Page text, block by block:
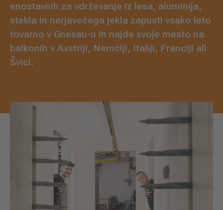
enostavnih za vdrževanje iz lesa, aluminija,
stekla in nerjavečega jekla zapusti vsako leto
tovarno v Gnesau-u in najde svoje mesto na
balkonih v Avstriji, Nemčiji, Italiji, Franciji ali
Švici.